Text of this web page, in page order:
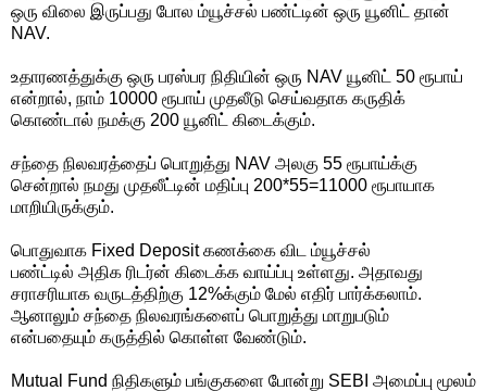
ஒரு விலை இருப்பது போல ம்யூச்சல் பண்ட்டின் ஒரு யூனிட் தான்
NAV.
உதாரணத்துக்கு ஒரு பரஸ்பர நிதியின் ஒரு NAV யூனிட் 50 ரூபாய்
என்றால், நாம் 10000 ரூபாய் முதலீடு செய்வதாக கருதிக்
கொண்டால் நமக்கு 200 யூனிட் கிடைக்கும்.
சந்தை நிலவரத்தைப் பொறுத்து NAV அலகு 55 ரூபாய்க்கு
சென்றால் நமது முதலீட்டின் மதிப்பு 200*55=11000 ரூபாயாக
மாறியிருக்கும்.
பொதுவாக Fixed Deposit கணக்கை விட ம்யூச்சல்
பண்ட்டில் அதிக ரிடர்ன் கிடைக்க வாய்ப்பு உள்ளது. அதாவது
சராசரியாக வருடத்திற்கு 12%க்கும் மேல் எதிர் பார்க்கலாம்.
ஆனாலும் சந்தை நிலவரங்களைப் பொறுத்து மாறுபடும்
என்பதையும் கருத்தில் கொள்ள வேண்டும்.
Mutual Fund நிதிகளும் பங்குகளை போன்று SEBI அமைப்பு மூலம்